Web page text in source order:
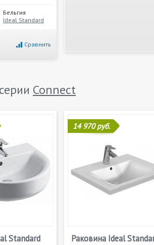
Бельгия
Ideal Standard
Сравнить
Connect
Standard
14 970 руб.
Раковина Ideal